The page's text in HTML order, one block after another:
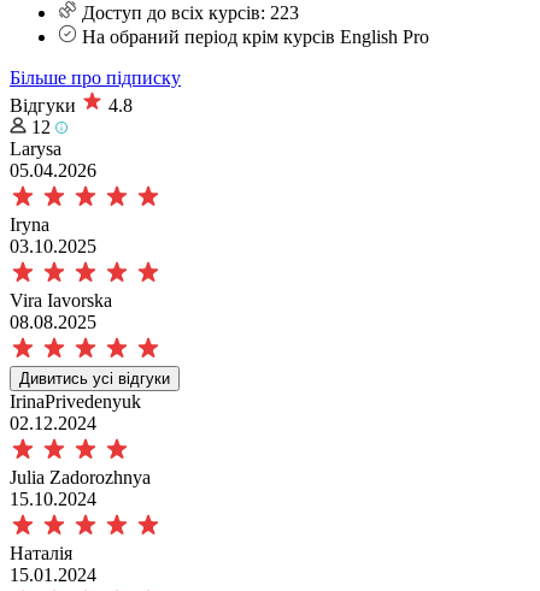
Доступ до всіх курсів: 223
На обраний період крім курсів English Pro
Більше про підписку
Відгуки
4.8
12
Larysa
05.04.2026
Iryna
03.10.2025
Vira Iavorska
08.08.2025
Дивитись усі відгуки
IrinaPrivedenyuk
02.12.2024
Julia Zadorozhnya
15.10.2024
Наталія
15.01.2024